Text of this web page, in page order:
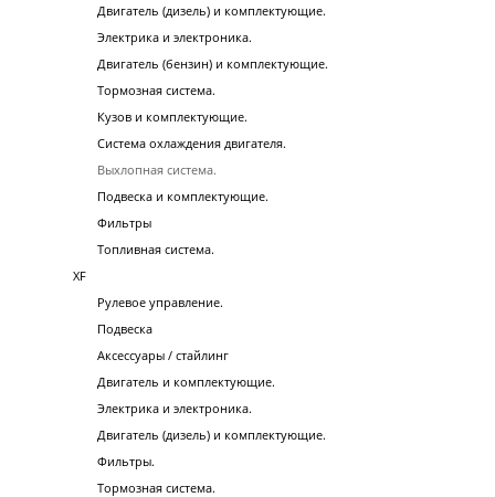
Двигатель (дизель) и комплектующие.
Электрика и электроника.
Двигатель (бензин) и комплектующие.
Тормозная система.
Кузов и комплектующие.
Система охлаждения двигателя.
Выхлопная система.
Подвеска и комплектующие.
Фильтры
Топливная система.
XF
Рулевое управление.
Подвеска
Аксессуары / стайлинг
Двигатель и комплектующие.
Электрика и электроника.
Двигатель (дизель) и комплектующие.
Фильтры.
Тормозная система.